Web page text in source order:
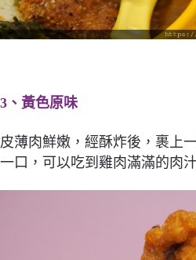
3、黃色原味
皮薄肉鮮嫩，經酥炸後，裹上
一口，可以吃到雞肉滿滿的肉